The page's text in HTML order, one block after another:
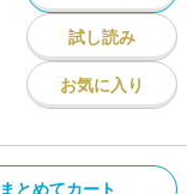
試し読み
お気に入り
まとめてカート